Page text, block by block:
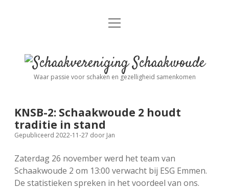
Nieuws
Algemene Informatie
dropdown
menu
menu
Competitiereglement
Externe Competitie open
KNSB: Schaakwoude II
Eregalerij
open
Schaakvereniging
Schaakwoude
Waar passie voor schaken en gezelligheid samenkomen
KNSB-2: Schaakwoude 2 houdt
traditie in stand
Gepubliceerd 2022-11-27 door Jan
Zaterdag 26 november werd het team van
Schaakwoude 2 om 13:00 verwacht bij ESG Emmen.
De statistieken spreken in het voordeel van ons.